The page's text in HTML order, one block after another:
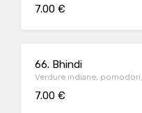
7.00 €
66. Bhindi
Verdure indiane,
7.00 €